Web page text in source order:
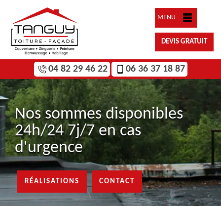
MENU
DEVIS GRATUIT
04 82 29 46 22 06 36 37 18 87
Nos sommes disponibles
24h/24 7j/7 en cas
d'urgence
RÉALISATIONS CONTACT